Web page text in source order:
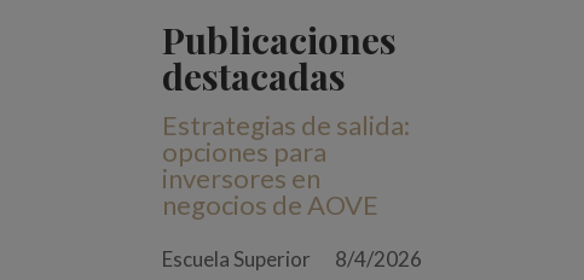
Publicaciones
destacadas
Estrategias de salida:
opciones para
inversores en
negocios de AOVE
Escuela Superior
8/4/2026